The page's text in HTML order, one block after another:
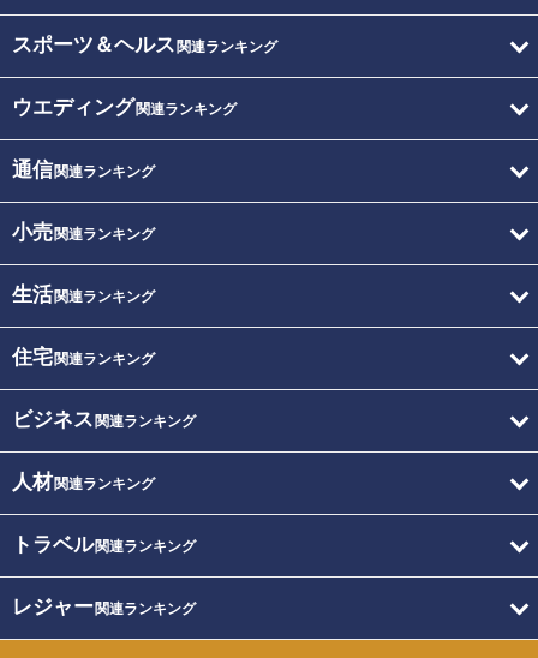
スポーツ＆ヘルス 関連ランキング
ウエディング関連ランキング
通信関連ランキング
小売関連ランキング
生活関連ランキング
住宅関連ランキング
ビジネス 関連ランキング
人材関連ランキング
トラベル関連ランキング
レジャー関連ランキング